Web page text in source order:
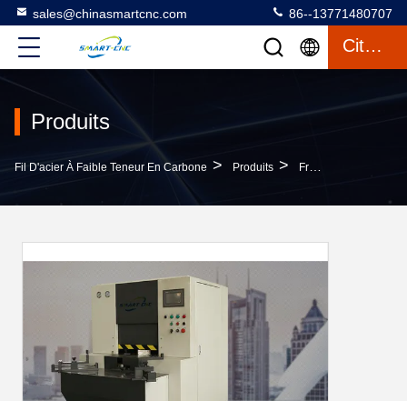
sales@chinasmartcnc.com 86--13771480707
Citation
Produits
Fil D'acier À Faible Teneur En Carbone > Produits > Frein De Presse Hydraulique